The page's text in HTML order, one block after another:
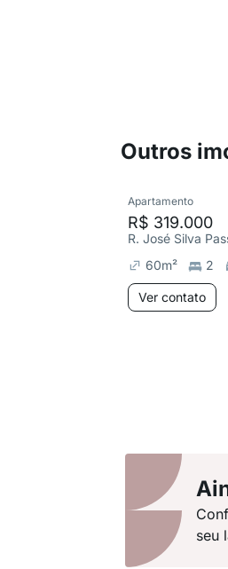
Outros
Apartamento
R$ 319.000
R. José Silva
60m² 2
Ver contato
seu